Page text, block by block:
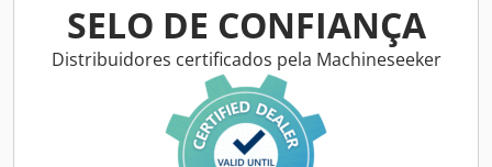
SELO DE CONFIANÇA
Distribuidores certificados pela Machineseeker